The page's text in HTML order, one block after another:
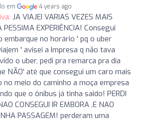
em 4 years ago
JA VIAJEI VARIAS VEZES MAIS
EXPERIÊNCIA! Consegui
embarque no horário ' pq o uber
' avisei a Impresa q não tava
o uber, pedi pra remarca pra dia
NÃO' até que consegui um caro mais
no meio do caminho a moça empresa
que o ônibus já tinha saido! PERDI
CONSEGUI IR EMBORA ,E NAO
PASSAGEM! perderam uma